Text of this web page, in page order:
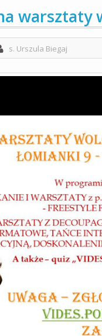
warsztaty
s. Urszula Biegaj